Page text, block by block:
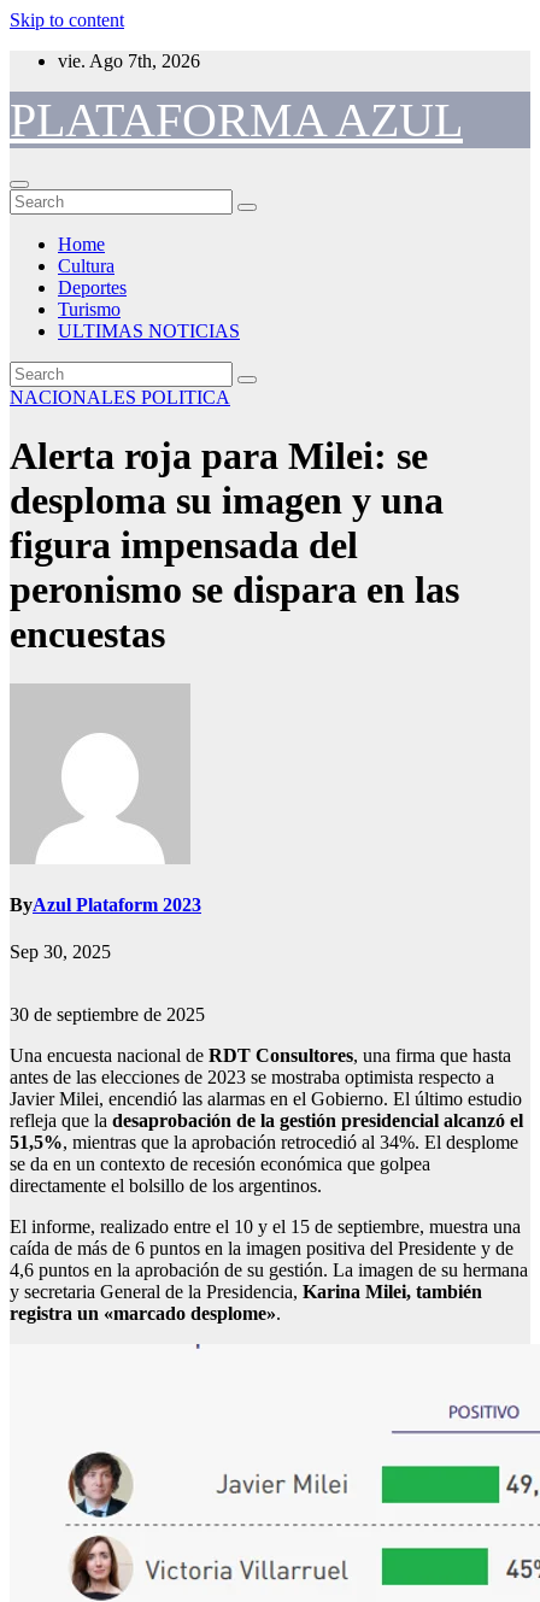
Skip to content
vie. Ago 7th, 2026
PLATAFORMA AZUL
Home
Cultura
Deportes
Turismo
ULTIMAS NOTICIAS
NACIONALES POLITICA
Alerta roja para Milei: se
desploma su imagen y una
figura impensada del
peronismo se dispara en las
encuestas
ByAzul Plataform 2023
Sep 30, 2025
30 de septiembre de 2025
Una encuesta nacional de RDT Consultores, una firma que hasta
antes de las elecciones de 2023 se mostraba optimista respecto a
Javier Milei, encendió las alarmas en el Gobierno. El último estudio
refleja que la desaprobación de la gestión presidencial alcanzó el
51,5%, mientras que la aprobación retrocedió al 34%. El desplome
se da en un contexto de recesión económica que golpea
directamente el bolsillo de los argentinos.
El informe, realizado entre el 10 y el 15 de septiembre, muestra una
caída de más de 6 puntos en la imagen positiva del Presidente y de
4,6 puntos en la aprobación de su gestión. La imagen de su hermana
y secretaria General de la Presidencia, Karina Milei, también
registra un «marcado desplome».